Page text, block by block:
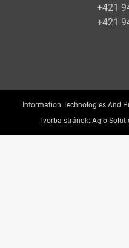
+421
+421
Information Technologies And
Tvorba stránok: Aglo